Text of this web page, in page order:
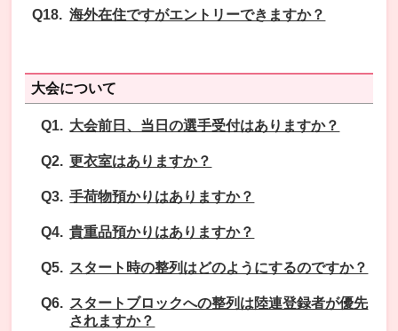
海外在住ですがエントリーできますか？
大会について
大会前日、当日の選手受付はありますか？
更衣室はありますか？
手荷物預かりはありますか？
貴重品預かりはありますか？
スタート時の整列はどのようにするのですか？
スタートブロックへの整列は陸連登録者が優先
されますか？